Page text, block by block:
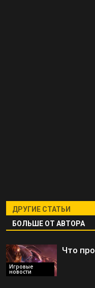
ДРУГИЕ СТАТЬИ
БОЛЬШЕ ОТ АВТОРА
Игровые
новости
Что